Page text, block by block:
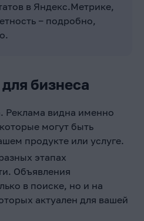
в Яндекс.Метрике,
‒ подробно,
бизнеса
Реклама видна именно
могут быть
продукте или услуге.
этапах
Объявления
в поиске, но и на
актуален для вашей